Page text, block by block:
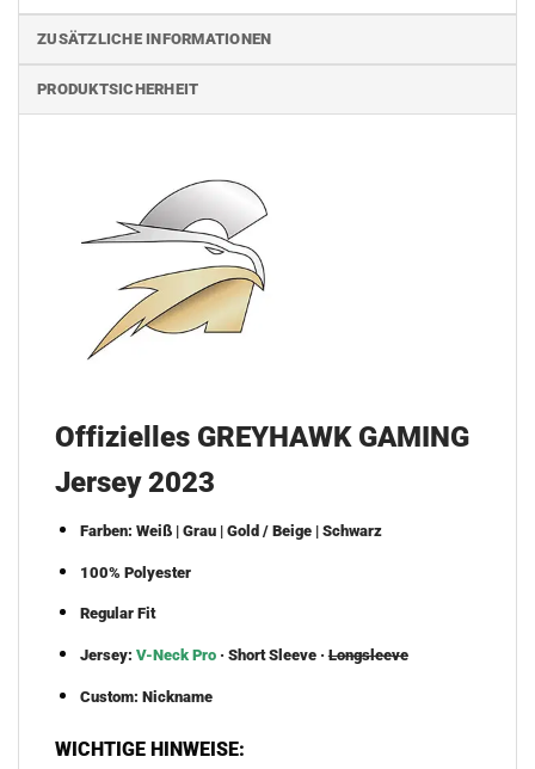
ZUSÄTZLICHE INFORMATIONEN
PRODUKTSICHERHEIT
Offizielles GREYHAWK GAMING
Jersey 2023
Farben: Weiß | Grau | Gold / Beige | Schwarz
100% Polyester
Regular Fit
Jersey: V-Neck Pro· Short Sleeve ·Longsleeve
Custom: Nickname
WICHTIGE HINWEISE: